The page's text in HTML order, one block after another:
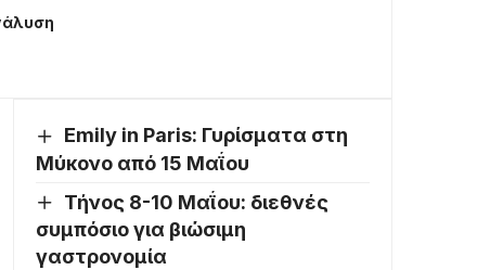
Emily in Paris: Γυρίσματα στη
Μύκονο από 15 Μαΐου
Τήνος 8-10 Μαΐου: διεθνές
συμπόσιο για βιώσιμη
γαστρονομία